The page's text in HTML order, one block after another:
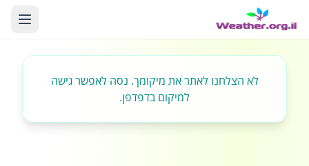
לא הצלחנו לאתר את מיקומך. נסה לאפשר גישה
למיקום בדפדפן.